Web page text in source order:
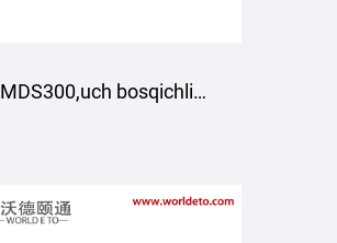
MDS300,uch bosqichli